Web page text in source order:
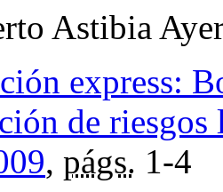
Astibia
express:
de riesgos
, págs. 1-4